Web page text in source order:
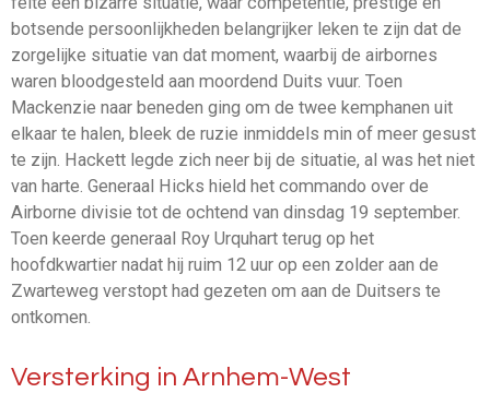
botsende persoonlijkheden belangrijker leken te zijn dat de
zorgelijke situatie van dat moment, waarbij de airbornes
waren bloodgesteld aan moordend Duits vuur. Toen
Mackenzie naar beneden ging om de twee kemphanen uit
elkaar te halen, bleek de ruzie inmiddels min of meer gesust
te zijn. Hackett legde zich neer bij de situatie, al was het niet
van harte. Generaal Hicks hield het commando over de
Airborne divisie tot de ochtend van dinsdag 19 september.
Toen keerde generaal Roy Urquhart terug op het
hoofdkwartier nadat hij ruim 12 uur op een zolder aan de
Zwarteweg verstopt had gezeten om aan de Duitsers te
ontkomen.
Versterking in Arnhem-West